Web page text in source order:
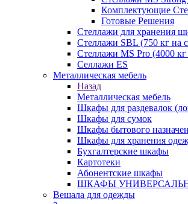
Комплектующие
Готовые Решения
Стеллажи для хранения
Стеллажи SBL (750 кг на
Стеллажи MS Pro (4000 кг
Селлажи ES
Металлическая мебель
Назад
Металлическая мебель
Шкафы для раздевалок
Шкафы для сумок
Шкафы бытового
Шкафы для хранения
Бухгалтерские шкафы
Картотеки
Абонентские шкафы
ШКАФЫ
Вешала для одежды